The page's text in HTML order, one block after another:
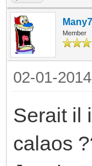
Member
02-01-
Serait il
calaos